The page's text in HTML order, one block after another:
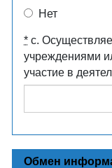
Нет
* c.
учреждениями
участие в
Обмен